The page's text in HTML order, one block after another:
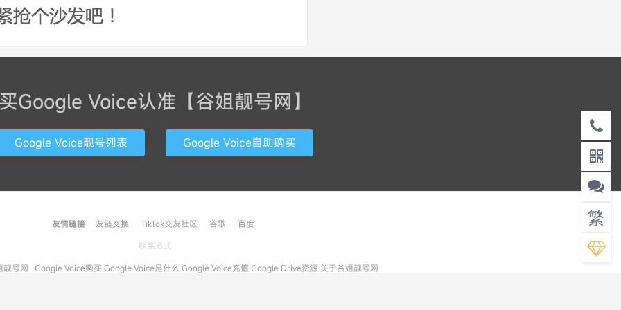
买Google Voice认准【谷姐靓号网】
Google Voice靓号列表 Google Voice自助购买
友情链接 友链交换 TikTok交友社区 谷歌
百度
联系方式
靓号网 Google Voice购买 Google Voice是什么 Google Voice充值 Google Drive资源 关于谷姐靓号网
繁